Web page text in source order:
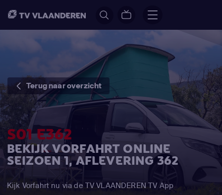
Terug naar overzicht
S01 E362
BEKIJK VORFAHRT ONLINE
SEIZOEN 1, AFLEVERING 362
Kijk Vorfahrt nu via de TV VLAANDEREN TV App